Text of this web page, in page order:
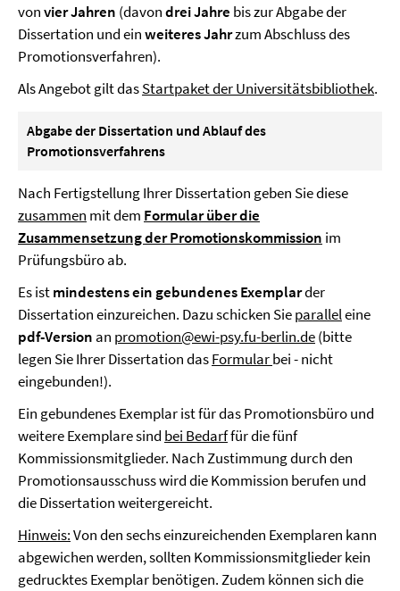
vonvier Jahren (davondrei Jahre bis zur Abgabe der
Dissertation und einweiteres Jahrzum Abschluss des
Promotionsverfahren).
Als Angebot gilt dasStartpaket der Universitätsbibliothek.
Abgabe der Dissertation und Ablauf des
Promotionsverfahrens
Nach Fertigstellung Ihrer Dissertation geben Sie diese
zusammen mit dem Formular über die
Zusammensetzung der Promotionskommission im
Prüfungsbüro ab.
Es istmindestens ein gebundenes Exemplarder
Dissertation einzureichen. Dazu schicken Sieparalleleine
pdf-Version an promotion@ewi-psy.fu-berlin.de(bitte
legen Sie Ihrer Dissertation dasFormularbei - nicht
eingebunden!).
Ein gebundenes Exemplar ist für das Promotionsbüro und
weitere Exemplare sind bei Bedarffür die fünf
Kommissionsmitglieder. Nach Zustimmung durch den
Promotionsausschuss wird die Kommission berufen und
die Dissertation weitergereicht.
Hinweis:Von den sechs einzureichenden Exemplaren kann
abgewichen werden, sollten Kommissionsmitglieder kein
gedrucktes Exemplar benötigen. Zudem können sich die